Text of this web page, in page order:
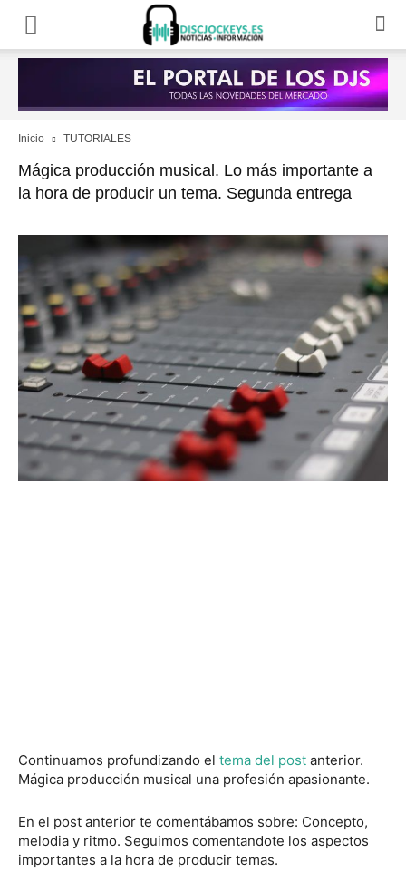
Inicio TUTORIALES
Mágica producción musical. Lo más importante a
la hora de producir un tema. Segunda entrega
Continuamos profundizando el tema del post anterior.
Mágica producción musical una profesión apasionante.
En el post anterior te comentábamos sobre: Concepto,
melodia y ritmo. Seguimos comentandote los aspectos
importantes a la hora de producir temas.